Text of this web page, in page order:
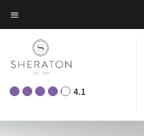
Skip
to
main
content
菜单文本
4.1